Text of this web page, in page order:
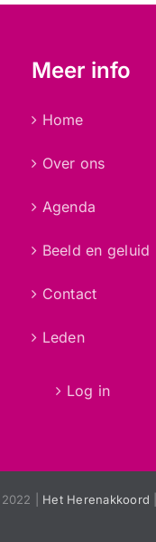
Meer info
Home
Over ons
Agenda
Beeld en geluid
Contact
Leden
Log in
| Het Herenakkoord